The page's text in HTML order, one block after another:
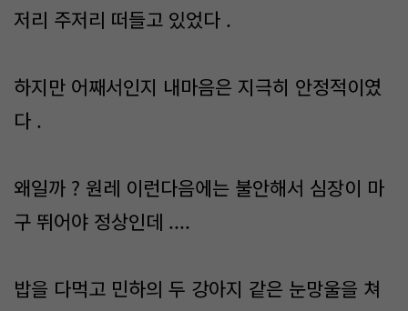
저리 주저리 떠들고 있었다 .
하지만 어째서인지 내마음은 지극히 안정적이였
다 .
왜일까 ? 원레 이런다음에는 불안해서 심장이 마
구 뛰어야 정상인데 ....
밥을 다먹고 민하의 두 강아지 같은 눈망울을 쳐